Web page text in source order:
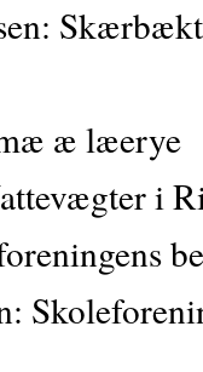
æ læerye
i